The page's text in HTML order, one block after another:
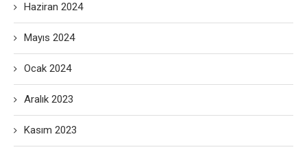
Haziran 2024
Mayıs 2024
Ocak 2024
Aralık 2023
Kasım 2023